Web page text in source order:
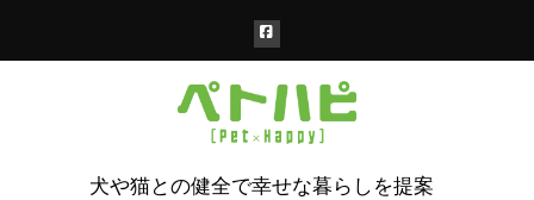
犬や猫との健全で幸せな暮らしを提案